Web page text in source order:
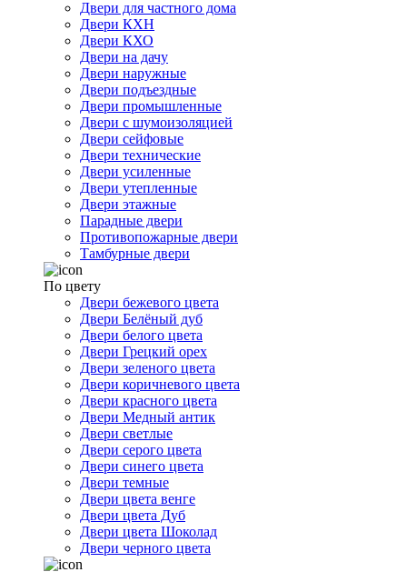
Двери для частного дома
Двери КХН
Двери КХО
Двери на дачу
Двери наружные
Двери подъездные
Двери промышленные
Двери с шумоизоляцией
Двери сейфовые
Двери технические
Двери усиленные
Двери утепленные
Двери этажные
Парадные двери
Противопожарные двери
Тамбурные двери
По цвету
Двери бежевого цвета
Двери Белёный дуб
Двери белого цвета
Двери Грецкий орех
Двери зеленого цвета
Двери коричневого цвета
Двери красного цвета
Двери Медный антик
Двери светлые
Двери серого цвета
Двери синего цвета
Двери темные
Двери цвета венге
Двери цвета Дуб
Двери цвета Шоколад
Двери черного цвета